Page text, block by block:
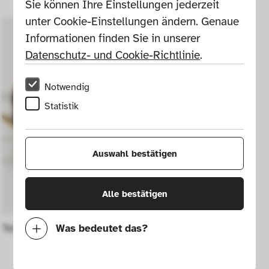
Sie können Ihre Einstellungen jederzeit
unter Cookie-Einstellungen ändern. Genaue
Informationen finden Sie in unserer
Datenschutz- und Cookie-Richtlinie.
Notwendig
Statistik
Auswahl bestätigen
Alle bestätigen
Was bedeutet das?
Terrine mit blauem Rand Nr. C 24311